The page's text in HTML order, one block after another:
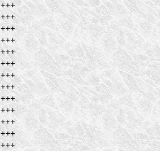
+++
+++
+++
+++
+++
+++
+++
+++
+++
+++
+++
+++
+++